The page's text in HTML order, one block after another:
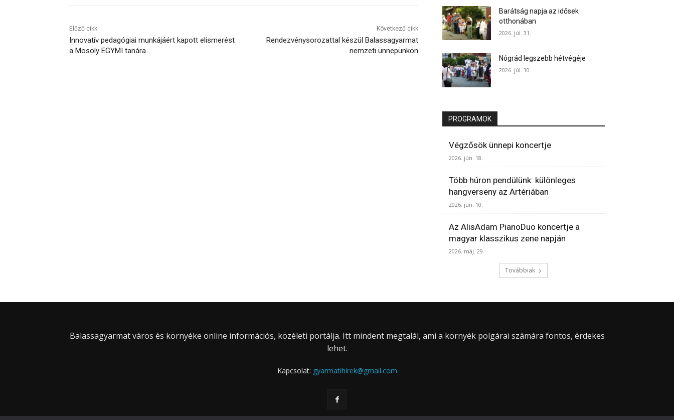
Előző cikk
Innovatív pedagógiai munkájáért kapott elismerést
a Mosoly EGYMI tanára
Következő cikk
Rendezvénysorozattal készül Balassagyarmat
nemzeti ünnepünkön
Barátság napja az idősek
otthonában
2026. júl. 31.
Nógrád legszebb hétvégéje
2026. júl. 30.
PROGRAMOK
Végzősök ünnepi koncertje
2026. jún. 18.
Több húron pendülünk: különleges
hangverseny az Artériában
2026. jún. 10.
Az AlisAdam PianoDuo koncertje a
magyar klasszikus zene napján
2026. máj. 29.
Továbbiak
Balassagyarmat város és környéke online információs, közéleti portálja. Itt mindent megtalál, ami a környék polgárai számára fontos, érdekes
lehet.
Kapcsolat: gyarmatihirek@gmail.com